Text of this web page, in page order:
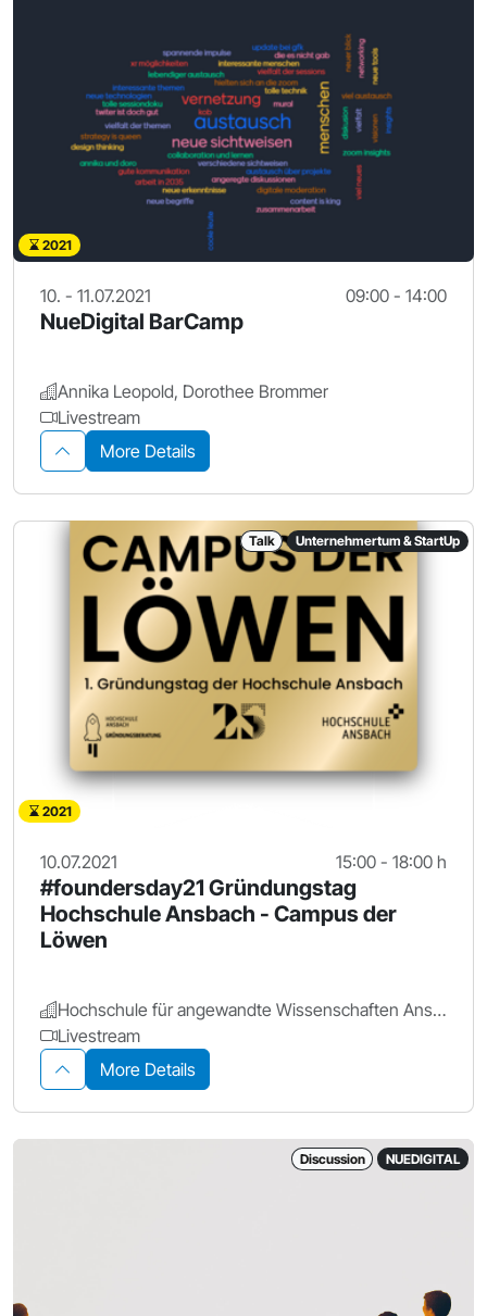
2021
10. - 11.07.2021 09:00 - 14:00
NueDigital BarCamp
Annika Leopold, Dorothee Brommer
Livestream
More Details
Talk Unternehmertum & StartUp
2021
10.07.2021 15:00 - 18:00 h
#foundersday21 Gründungstag
Hochschule Ansbach - Campus der
Löwen
Hochschule für angewandte Wissenschaften Ansbach - Gründungsberatung
Livestream
More Details
Discussion NUEDIGITAL